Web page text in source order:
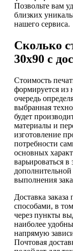
Позвольте вам
близких
нашего сервиса.
Сколько
30х90 с
Стоимость
формируется из
очередь
выбранная
будет
материалы и
изготовление
потребности
основных
варьироваться
выполнения
Доставка
способами, в
через пункты
наиболее
напрямую
Почтовая